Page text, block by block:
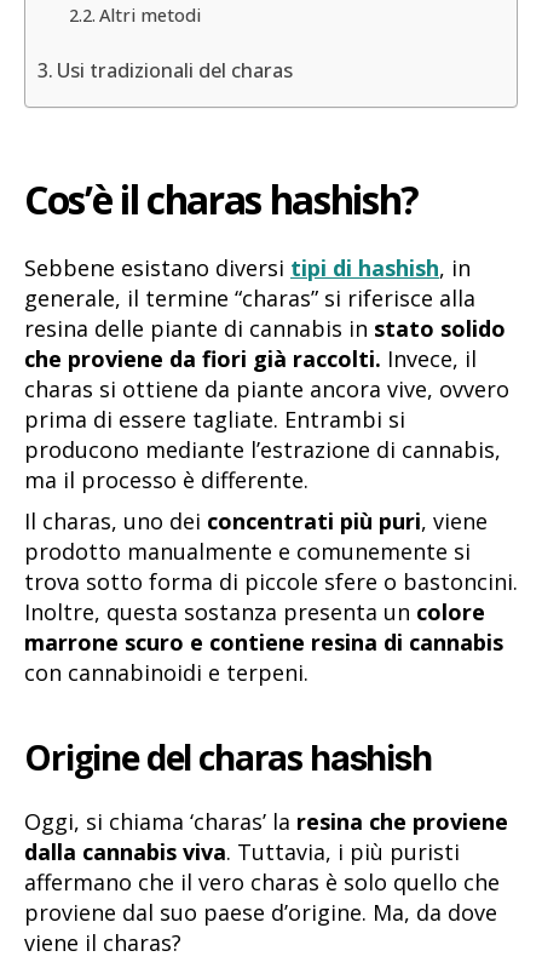
Altri metodi
Usi tradizionali del charas
Cos’è il charas hashish?
Sebbene esistano diversi tipi di hashish, in
generale, il termine “charas” si riferisce alla
resina delle piante di cannabis in stato solido
che proviene da fiori già raccolti. Invece, il
charas si ottiene da piante ancora vive, ovvero
prima di essere tagliate. Entrambi si
producono mediante l’estrazione di cannabis,
ma il processo è differente.
Il charas, uno dei concentrati più puri, viene
prodotto manualmente e comunemente si
trova sotto forma di piccole sfere o bastoncini.
Inoltre, questa sostanza presenta un colore
marrone scuro e contiene resina di cannabis
con cannabinoidi e terpeni.
Origine del charas hashish
Oggi, si chiama ‘charas’ la resina che proviene
dalla cannabis viva. Tuttavia, i più puristi
affermano che il vero charas è solo quello che
proviene dal suo paese d’origine. Ma, da dove
viene il charas?